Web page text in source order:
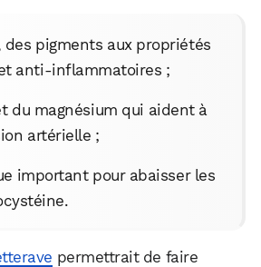
des pigments aux propriétés
anti-inflammatoires ;
du magnésium qui aident à
artérielle ;
important pour abaisser les
permettrait de faire